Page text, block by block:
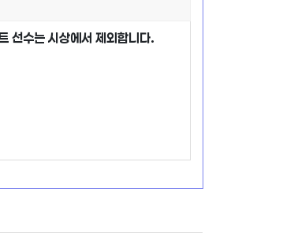
수는 시상에서 제외합니다.